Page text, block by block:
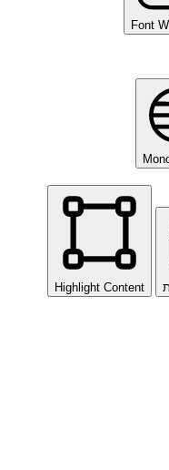
Font
Highlight Content